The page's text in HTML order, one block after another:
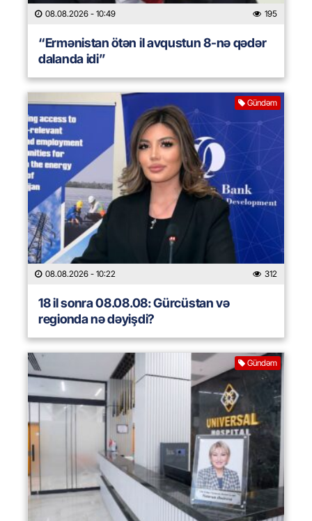
08.08.2026 - 10:49 195
“Ermənistan ötən il avqustun 8-nə qədər
dalanda idi”
Gündəm
08.08.2026 - 10:22 312
18 il sonra 08.08.08: Gürcüstan və
regionda nə dəyişdi?
Gündəm